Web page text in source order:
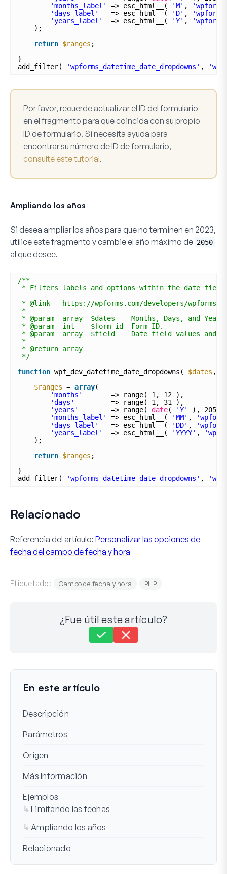
'months_label'
=> esc_html__( 'M' ,
'days_label'
=> esc_html__( 'D' ,
'years_label'
=> esc_html__( 'Y' ,
);
return $ranges ;
}
add_filter(
'wpforms_datetime_date_dropdowns' ,
Por favor, recuerde actualizar el ID del formulario
en el fragmento para que coincida con su propio
ID de formulario. Si necesita ayuda para
encontrar su número de ID de formulario,
consulte este tutorial.
Ampliando los años
Si desea ampliar los años para que no terminen en 2023,
utilice este fragmento y cambie el año máximo de 2050
al que desee.
/**
* Filters labels and options within the date
* @link   https://wpforms.com/developers/
*
* @param  array  $dates    Months, Days, and
* @param  int    $form_id  Form ID.
* @param  array  $field    Date field values and
*
* @return array
*/
function wpf_dev_datetime_date_dropdowns( $dates ,
$ranges = array(
'months'
=> range( 1, 12 ),
'days'
=> range( 1, 31 ),
'years'
=> range( date( 'Y'
), 2050
'months_label'
=> esc_html__( 'MM' ,
'days_label'
=> esc_html__( 'DD' ,
'years_label'
=> esc_html__( 'YYYY' ,
);
return $ranges ;
}
add_filter(
'wpforms_datetime_date_dropdowns' ,
Relacionado
Referencia del artículo: Personalizar las opciones de
fecha del campo de fecha y hora
Etiquetado: Campo de fecha y hora PHP
¿Fue útil este artículo?
Última actualización el 08 dic 2023
En este artículo
Descripción
Parámetros
Origen
Más Información
Ejemplos
Limitando las fechas
Ampliando los años
Relacionado